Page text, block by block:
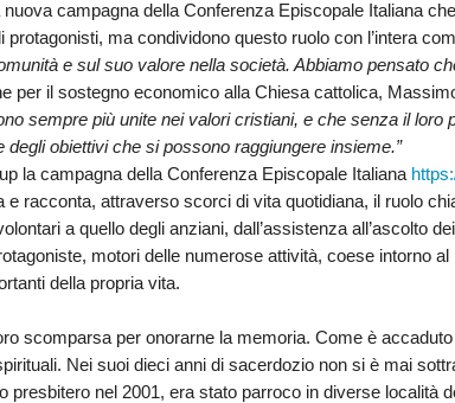
SOCIALI
PERMANENTE
E AMMINISTRAZIONE
E DIALOGO INTERRELIGIOSO
DI CULTO
DELLA CULTURA
SCOLASTICA
UNIVERSITARIA
ISTITUZIONI CULTURALI
CENTRI DI ACCOGLIENZA
SPORTELLO GIOVANI PER ORIENTAMENTO
nuova campagna della Conferenza Episcopale Italiana
ma condividono questo ruolo con l’intera
e sul suo valore nella società. Abbiamo pensato
per il sostegno economico alla Chiesa cattolica,
sempre più unite nei valori cristiani, e che senza il
degli obiettivi che si possono raggiungere insieme.”
la campagna della Conferenza Episcopale Italiana
e racconta, attraverso scorci di vita quotidiana, il ruolo
a quello degli anziani, dall’assistenza all’ascolto
motori delle numerose attività, coese intorno
della propria vita.
scomparsa per onorarne la memoria. Come è
Nei suoi dieci anni di sacerdozio non si è mai
presbitero nel 2001, era stato parroco in diverse